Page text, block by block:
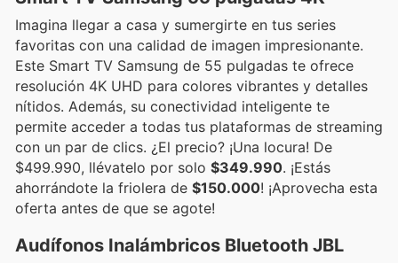
Imagina llegar a casa y sumergirte en tus series
favoritas con una calidad de imagen impresionante.
Este Smart TV Samsung de 55 pulgadas te ofrece
resolución 4K UHD para colores vibrantes y detalles
nítidos. Además, su conectividad inteligente te
permite acceder a todas tus plataformas de streaming
con un par de clics. ¿El precio? ¡Una locura! De
$499.990, llévatelo por solo $349.990. ¡Estás
ahorrándote la friolera de $150.000! ¡Aprovecha esta
oferta antes de que se agote!
Audífonos Inalámbricos Bluetooth JBL